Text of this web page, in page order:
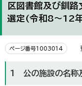
区図書館及び釧
選定(令和8～12年
ページ番号1003014
1 公の施設の名称